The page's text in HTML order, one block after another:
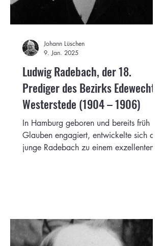
Ludwig Radebach, der 18.
Prediger des Bezirks Edewecht /
Westerstede (1904 – 1906)
In Hamburg geboren und bereits früh im
Glauben engagiert, entwickelte sich der
junge Radebach zu einem exzellenten
Johann Lüschen
9. Jan. 2025